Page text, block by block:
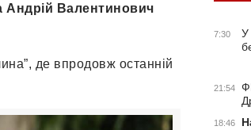
Андрій Валентинович
де впродовж останній
7:30
У
21:54
18:46